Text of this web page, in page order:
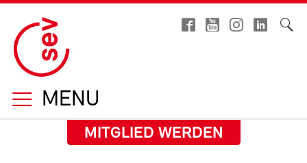
MENU
MITGLIED WERDEN